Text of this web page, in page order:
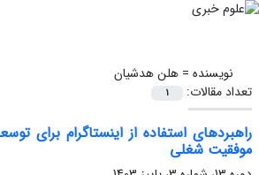
نویسنده =هلن هدشیان
تعداد مقالات:
1
راهبردهای استفاده از اینستاگرام برای
موفقیت شغلی